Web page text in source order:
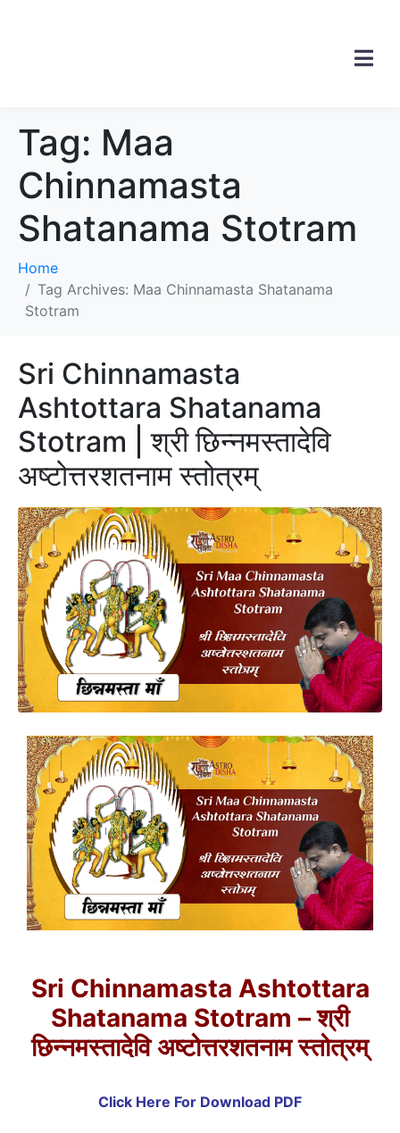
Tag: Maa
Chinnamasta
Shatanama Stotram
Home
Tag Archives: Maa Chinnamasta Shatanama
Stotram
Sri Chinnamasta
Ashtottara Shatanama
Stotram | श्री छिन्नमस्तादेवि
अष्टोत्तरशतनाम स्तोत्रम्
Sri Chinnamasta Ashtottara
Shatanama Stotram – श्री
छिन्नमस्तादेवि अष्टोत्तरशतनाम स्तोत्रम्
Click Here For Download PDF